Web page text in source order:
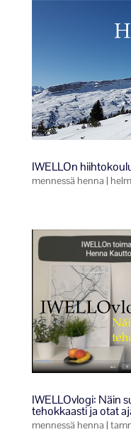
IWELLOn
mennessä henna |
IWELLOvlogi: Näin
tehokkaasti ja otat
mennessä henna |